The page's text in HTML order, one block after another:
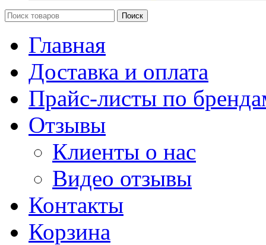
Поиск
Главная
Доставка и оплата
Прайс-листы по
Отзывы
Клиенты о нас
Видео отзывы
Контакты
Корзина